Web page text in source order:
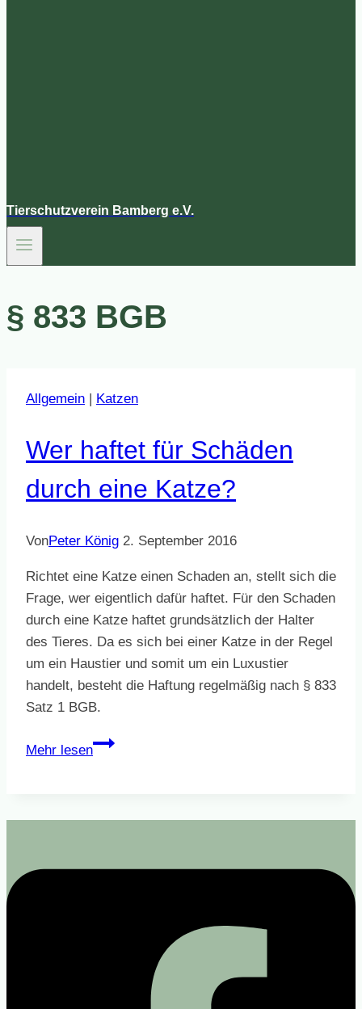
Tierschutzverein Bamberg e.V.
§ 833 BGB
Allgemein | Katzen
Wer haftet für Schäden
durch eine Katze?
VonPeter König 2. September 2016
Richtet eine Katze einen Schaden an, stellt sich die
Frage, wer eigentlich dafür haftet. Für den Schaden
durch eine Katze haftet grund­sätzlich der Halter
des Tieres. Da es sich bei einer Katze in der Regel
um ein Haustier und somit um ein Luxustier
handelt, besteht die Haftung regelmäßig nach § 833
Satz 1 BGB.
Mehr lesen
Wer
Katze?